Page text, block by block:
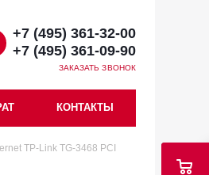
+7 (495) 361-32-00
+7 (495) 361-09-90
ЗАКАЗАТЬ ЗВОНОК
КОНТАКТЫ
TP-Link TG-3468 PCI